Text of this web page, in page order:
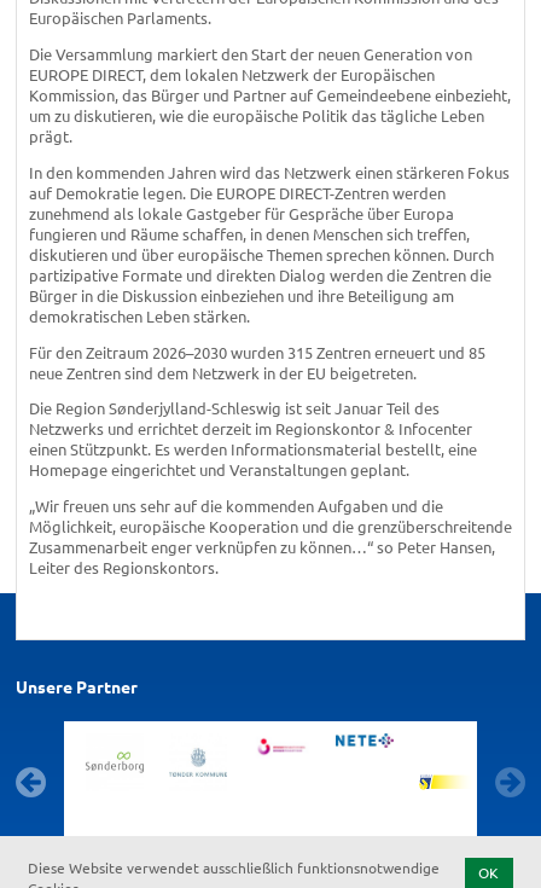
Europäischen Parlaments.
Die Versammlung markiert den Start der neuen Generation von
EUROPE DIRECT, dem lokalen Netzwerk der Europäischen
Kommission, das Bürger und Partner auf Gemeindeebene einbezieht,
um zu diskutieren, wie die europäische Politik das tägliche Leben
prägt.
In den kommenden Jahren wird das Netzwerk einen stärkeren Fokus
auf Demokratie legen. Die EUROPE DIRECT-Zentren werden
zunehmend als lokale Gastgeber für Gespräche über Europa
fungieren und Räume schaffen, in denen Menschen sich treffen,
diskutieren und über europäische Themen sprechen können. Durch
partizipative Formate und direkten Dialog werden die Zentren die
Bürger in die Diskussion einbeziehen und ihre Beteiligung am
demokratischen Leben stärken.
Für den Zeitraum 2026–2030 wurden 315 Zentren erneuert und 85
neue Zentren sind dem Netzwerk in der EU beigetreten.
Die Region Sønderjylland-Schleswig ist seit Januar Teil des
Netzwerks und errichtet derzeit im Regionskontor & Infocenter
einen Stützpunkt. Es werden Informationsmaterial bestellt, eine
Homepage eingerichtet und Veranstaltungen geplant.
„Wir freuen uns sehr auf die kommenden Aufgaben und die
Möglichkeit, europäische Kooperation und die grenzüberschreitende
Zusammenarbeit enger verknüpfen zu können…“ so Peter Hansen,
Leiter des Regionskontors.
Unsere Partner
OK
Diese Website verwendet ausschließlich funktionsnotwendige